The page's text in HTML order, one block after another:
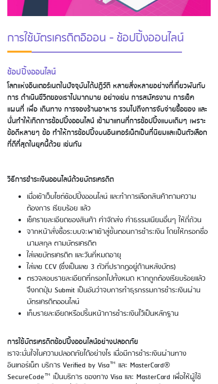
การใช้บัตรเครดิตอิออน - ช้อปปิ้งออนไลน์
ช้อปปิ้งออนไลน์
โลกแห่งอินเตอร์เนตในปัจจุบันได้ปฏิวัติ หลายสิ่งหลายอย่างที่เกี่ยวพันกับ
การ ดำเนินชีวิตของเราไปมากมาย อย่างเช่น การสมัครงาน การเช็ค
แผนที่ เพื่อ เดินทาง การจองร้านอาหาร รวมไปถึงการจับจ่ายซื้อของ และ
นั่นทำให้เกิดการช้อปปิ้งออนไลน์ เข้ามาแทนที่การช้อปปิ้งแบบเดิมๆ เพราะ
ข้อดีหลายๆ ข้อ ทำให้การช้อปปิ้งบนอินเทอร์เน็ตเป็นที่นิยมและเป็นตัวเลือก
ที่ดีที่สุดในยุคนี้ด้วย เช่นกัน
วิธีการชำระเงินออนไลน์ด้วยบัตรเครดิต
เมื่อเข้าเว็บไซต์ช้อปปิ้งออนไลน์ และทำการเลือกสินค้าตามความ
ต้องการ เรียบร้อย แล้ว
เช็ครายละเอียดของสินค้า ค่าจัดส่ง ค่าธรรมเนียมอื่นๆ ให้ถี่ถ้วน
จากหน้าสั่งซื้อระบบจะพาเข้าสู่ขั้นตอนการชำระเงิน โดยให้กรอกชื่อ
นามสกุล ตามบัตรเครดิต
ใส่เลขบัตรเครดิต และวันที่หมดอายุ
ใส่เลข CCV (ซึ่งเป็นเลข 3 ตัวที่ปรากฏอยู่ด้านหลังบัตร)
ตรวจสอบรายละเอียดที่กรอกไปทั้งหมด หากถูกต้องเรียบร้อยแล้ว
จึงกดปุ่ม Submit เป็นอันว่าจบการทำธุรกรรมการชำระเงินผ่าน
บัตรเครดิตออนไลน์
เก็บรายละเอียดหรือปริ้นหน้าการชำระเงินไว้เป็นหลักฐาน
การใช้บัตรเครดิตช้อปปิ้งออนไลน์อย่างปลอดภัย
เราจะมั่นใจในความปลอดภัยได้อย่างไร เมื่อมีการชำระเงินผ่านทาง
อินเทอร์เน็ต บริการ Verified by Visa™ และ MasterCard®
SecureCode™ เป็นบริการ ของทาง Visa และ MasterCard เพื่อให้ผู้ใช้
การใช้บัตรเครดิตอิออนยังไงให้คุ้ม ดูบิล
เป็น รู้รอบจ่าย ช้อปปิ้ง ใช้จ่ายในร้าน
อาหาร ร้านค้า โรงแรม
ประเทศ